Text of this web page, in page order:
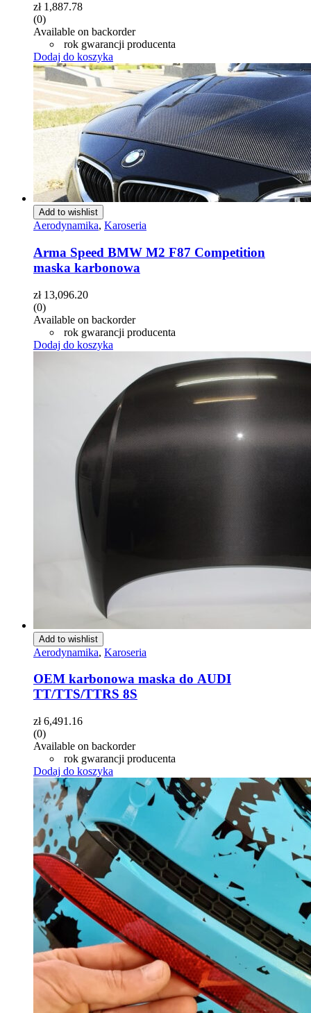
zł1,887.78
(0)
Available on backorder
rok gwarancji producenta
Dodaj do koszyka
Add to wishlist
Aerodynamika, Karoseria
Arma Speed BMW M2 F87 Competition
maska karbonowa
zł13,096.20
(0)
Available on backorder
rok gwarancji producenta
Dodaj do koszyka
Add to wishlist
Aerodynamika, Karoseria
OEM karbonowa maska do АUDI
TT/TTS/TTRS 8S
zł6,491.16
(0)
Available on backorder
rok gwarancji producenta
Dodaj do koszyka